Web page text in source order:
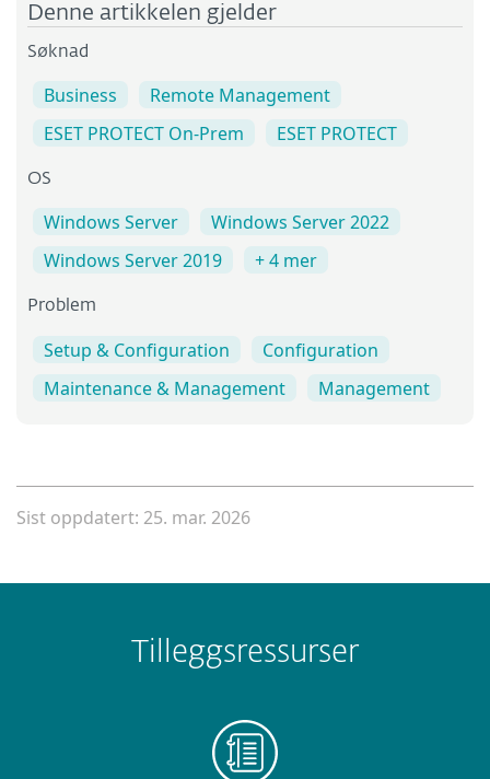
Denne artikkelen gjelder
Søknad
Business
Remote Management
ESET PROTECT On-Prem
ESET PROTECT
OS
Windows Server
Windows Server 2022
Windows Server 2019
+ 4 mer
Problem
Setup & Configuration
Configuration
Maintenance & Management
Management
Sist oppdatert: 25. mar. 2026
Tilleggsressurser